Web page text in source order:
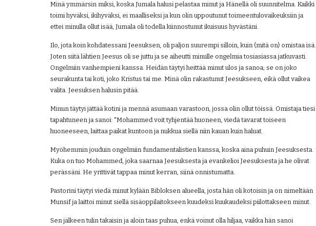
Minä ymmärsin miksi, koska Jumala halusi pelastaa minut ja Hänellä oli suunnitelma. Kaikki
toimi hyväksi, ikihyväksi, ei maalliseksi ja kun olin uppoutunut toimeentulovaikeuksiin ja
ettei minulla ollut isää, Jumala oli todella kiinnostunut ikuisuus hyvästäni.
Ilo, jota koin kohdatessani Jeesuksen, oli paljon suurempi silloin, kuin (mitä on) omistaa isä.
Joten siitä lähtien Jeesus oli se juttu ja se aiheutti minulle ongelmia tosiasiassa jatkuvasti.
Ongelmiin vanhempieni kanssa. Heidän täytyi heittää minut ulos ja sanoa; se on joko
seurakunta tai koti, joko Kristus tai me. Minä olin rakastunut Jeesukseen, eikä ollut vaikea
valita. Jeesuksen halusin pitää.
Minun täytyi jättää kotini ja mennä asumaan varastoon, jossa olin ollut töissä. Omistaja tiesi
tapahtuneen ja sanoi: "Mohammed voit tyhjentää huoneen, viedä tavarat toiseen
huoneeseen, laittaa paikat kuntoon ja nukkua siellä niin kauan kuin haluat.
Myöhemmin jouduin ongelmiin fundamentalistien kanssa, koska aina puhuin Jeesuksesta.
Kuka on tuo Mohammed, joka saarnaa Jeesuksesta ja evankelioi Jeesuksesta ja he olivat
perässäni. He yrittivät tappaa minut kerran, siinä onnistumatta.
Pastorini täytyi viedä minut kylään Bibloksen alueella, josta hän oli kotoisin ja on nimeltään
Munsif ja laittoi minut siellä sisäoppilaitokseen kuudeksi kuukaudeksi piilottakseen minut.
Sen jälkeen tulin takaisin ja aloin taas puhua, enkä voinut olla hiljaa, vaikka hän sanoi